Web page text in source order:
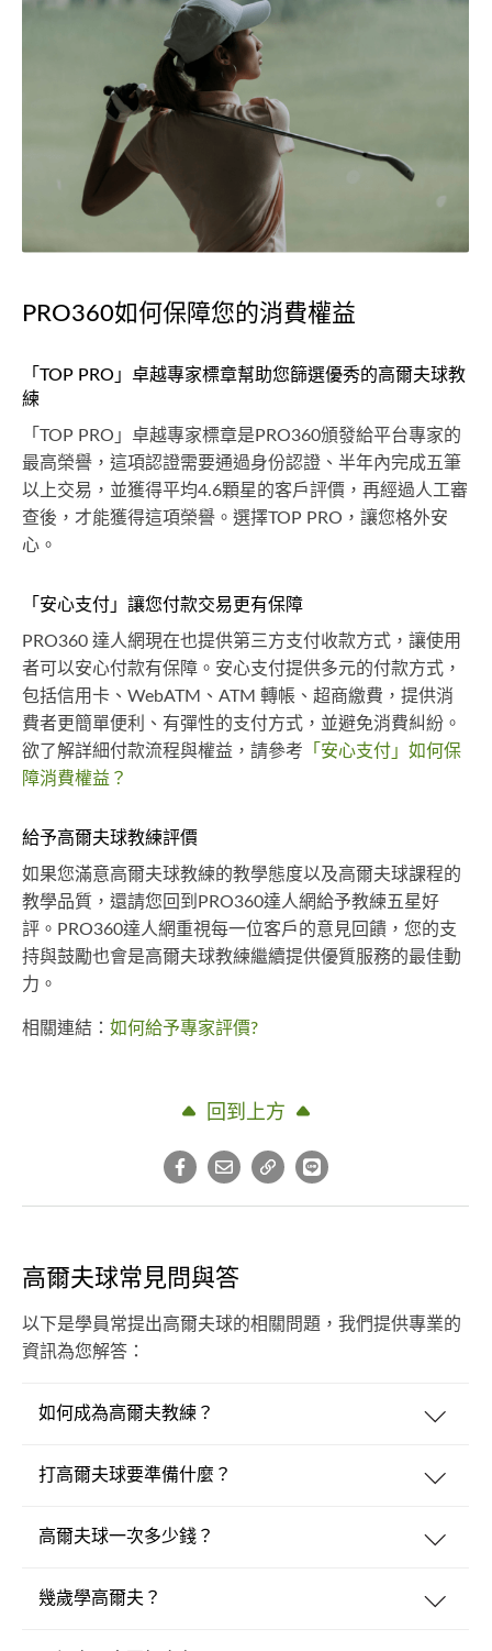
PRO360如何保障您的消費權益
「TOP PRO」卓越專家標章幫助您篩選優秀的高爾夫球教
練
「TOP PRO」卓越專家標章是PRO360頒發給平台專家的
最高榮譽，這項認證需要通過身份認證、半年內完成五筆
以上交易，並獲得平均4.6顆星的客戶評價，再經過人工審
查後，才能獲得這項榮譽。選擇TOP PRO，讓您格外安
心。
「安心支付」讓您付款交易更有保障
PRO360 達人網現在也提供第三方支付收款方式，讓使用
者可以安心付款有保障。安心支付提供多元的付款方式，
包括信用卡、WebATM、ATM 轉帳、超商繳費，提供消
費者更簡單便利、有彈性的支付方式，並避免消費糾紛。
欲了解詳細付款流程與權益，請參考 「安心支付」如何保
障消費權益？
給予高爾夫球教練評價
如果您滿意高爾夫球教練的教學態度以及高爾夫球課程的
教學品質，還請您回到PRO360達人網給予教練五星好
評。PRO360達人網重視每一位客戶的意見回饋，您的支
持與鼓勵也會是高爾夫球教練繼續提供優質服務的最佳動
力。
相關連結： 如何給予專家評價?
回到上方
高爾夫球常見問與答
以下是學員常提出高爾夫球的相關問題，我們提供專業的
資訊為您解答：
如何成為高爾夫教練？
打高爾夫球要準備什麼？
高爾夫球一次多少錢？
幾歲學高爾夫？